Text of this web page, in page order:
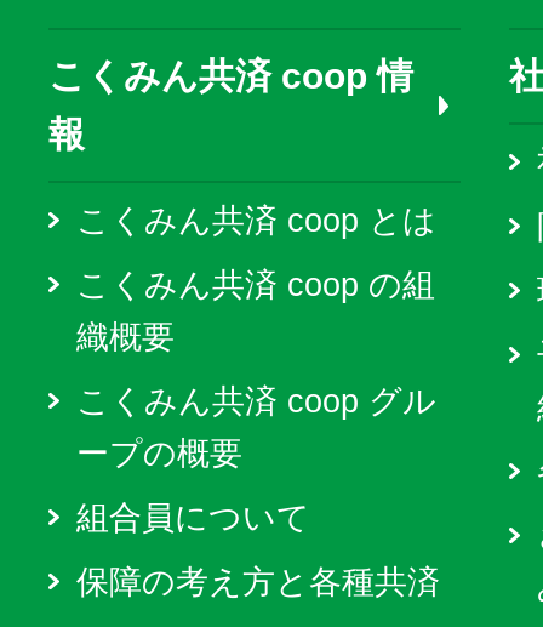
こくみん共済 coop 情
報
こくみん共済 coop とは
こくみん共済 coop の組
織概要
こくみん共済 coop グル
ープの概要
組合員について
保障の考え方と各種共済